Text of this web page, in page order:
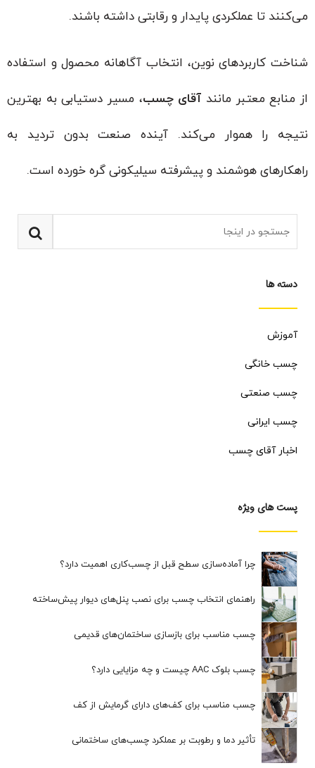
دسته ها
آموزش
چسب خانگی
چسب صنعتی
چسب ایرانی
اخبار آقای چسب
پست های ویژه
چرا آماده‌سازی سطح قبل از چسب‌کاری اهمیت دارد؟
راهنمای انتخاب چسب برای نصب پنل‌های دیوار پیش‌ساخته
چسب مناسب برای بازسازی ساختمان‌های قدیمی
چسب بلوک AAC چیست و چه مزایایی دارد؟
چسب مناسب برای کف‌های دارای گرمایش از کف
تأثیر دما و رطوبت بر عملکرد چسب‌های ساختمانی
می‌کنند تا عملکردی پایدار و رقابتی داشته باشند.
شناخت کاربردهای نوین، انتخاب آگاهانه محصول و استفاده
از منابع معتبر مانند آقای چسب، مسیر دستیابی به بهترین
نتیجه را هموار می‌کند. آینده صنعت بدون تردید به
راهکارهای هوشمند و پیشرفته سیلیکونی گره خورده است.